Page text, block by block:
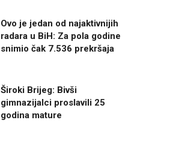
Ovo je jedan od najaktivnijih
radara u BiH: Za pola godine
snimio čak 7.536 prekršaja
Široki Brijeg: Bivši
gimnazijalci proslavili 25
godina mature